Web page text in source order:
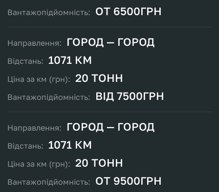
ОТ 6500ГРН
ГОРОД — ГОРОД
1071 КМ
20 ТОНН
ВІД 7500ГРН
ГОРОД — ГОРОД
1071 КМ
20 ТОНН
ОТ 9500ГРН